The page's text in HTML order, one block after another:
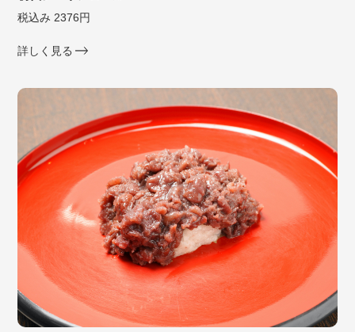
税込み 2376円
詳しく見る